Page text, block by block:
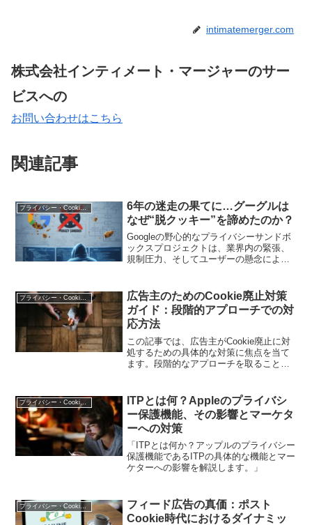
intimatemerger.com
株式会社インティメート・マージャーのサー
ビスへの
お問い合わせはこちら
関連記事
プライバシー・Cookie規制
6年の迷走の果てに…グーグルは
なぜ“脱クッキー”を諦めたのか？
Googleの野心的なプライバシーサンドボ
ックスプロジェクトは、業界内の緊張、
規制圧力、そしてユーザーの懸念によ
プライバシー・Cookie規制
広告主のためのCookie廃止対策
ガイド：段階的アプローチでの対
応方法
この記事では、広告主がCookie廃止に対
処するための具体的な対策に焦点を当て
ます。段階的なアプローチを取ること
広告主が実践可能な段階的な対応策を紹
介し、読者が廃止に備える手助けをしま
す。
ITPとは何？Appleのプライバシ
ー保護機能、その影響とマーケタ
ーへの対策
「ITPとは何か？アップルのプライバシー
保護機能であるITPの具体的な機能とマー
ケターへの影響を解説します。」
プライバシー・Cookie規制
フィード広告の真価：ポスト
Cookie時代におけるダイナミッ